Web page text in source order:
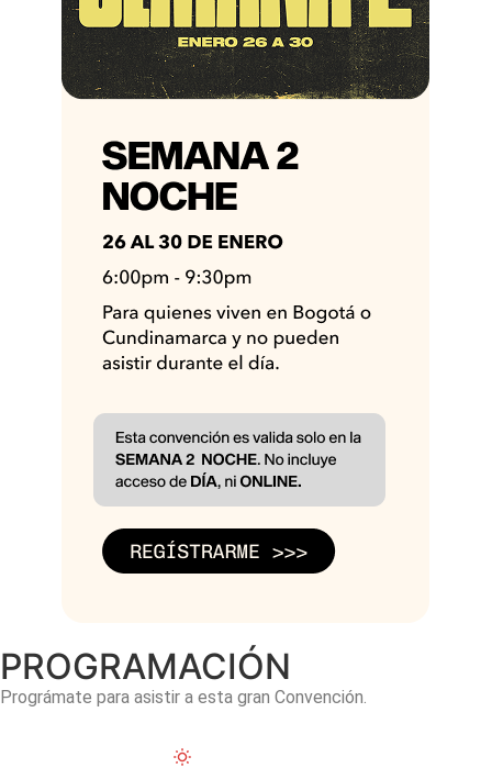
PROGRAMACIÓN
Prográmate para asistir a esta gran Convención.